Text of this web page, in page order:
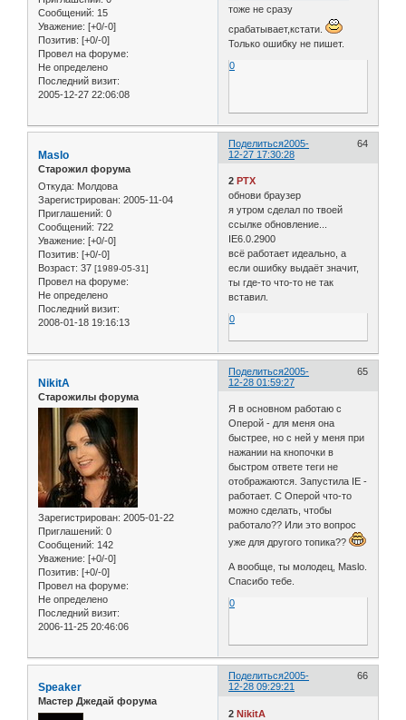
Сообщений: 15
Уважение: [+0/-0]
Позитив: [+0/-0]
Провел на форуме:
Не определено
Последний визит:
2005-12-27 22:06:08
тоже не сразу
срабатывает,кстати.
Только ошибку не пишет.
0
Поделиться 64
2005-
12-27 17:30:28
Maslo
Старожил форума
Откуда: Молдова
Зарегистрирован: 2005-11-04
Приглашений: 0
Сообщений: 722
Уважение: [+0/-0]
Позитив: [+0/-0]
Возраст: 37 [1989-05-31]
Провел на форуме:
Не определено
Последний визит:
2008-01-18 19:16:13
2PTX
обнови браузер
я утром сделал по твоей
ссылке обновление...
IE6.0.2900
всё работает идеально, а
если ошибку выдаёт значит,
ты где-то что-то не так
вставил.
0
Поделиться 65
2005-
12-28 01:59:27
NikitA
Старожилы форума
Зарегистрирован: 2005-01-22
Приглашений: 0
Сообщений: 142
Уважение: [+0/-0]
Позитив: [+0/-0]
Провел на форуме:
Не определено
Последний визит:
2006-11-25 20:46:06
Я в основном работаю с
Оперой - для меня она
быстрее, но с ней у меня при
нажании на кнопочки в
быстром ответе теги не
отображаются. Запустила IE -
работает. С Оперой что-то
можно сделать, чтобы
работало?? Или это вопрос
уже для другого топика??
А вообще, ты молодец, Maslo.
Спасибо тебе.
0
Поделиться 66
2005-
12-28 09:29:21
Speaker
Мастер Джедай форума
2NikitA